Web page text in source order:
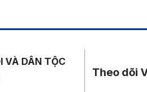
VÀ DÂN TỘC
Theo dõi